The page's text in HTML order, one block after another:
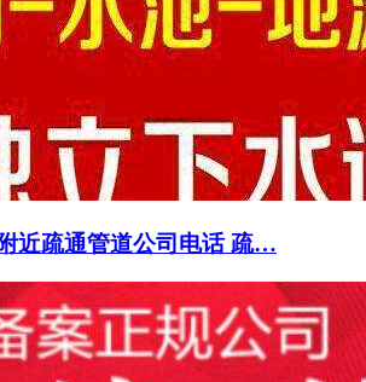
近疏通管道公司电话 疏…